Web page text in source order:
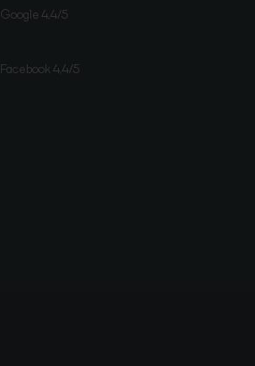
Google 4,4/5
Facebook 4,4/5